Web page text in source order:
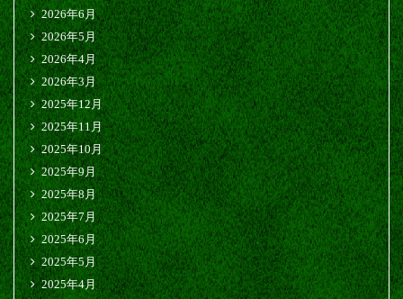
2026年6月
2026年5月
2026年4月
2026年3月
2025年12月
2025年11月
2025年10月
2025年9月
2025年8月
2025年7月
2025年6月
2025年5月
2025年4月